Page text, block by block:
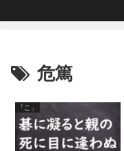
危篤
「こ」